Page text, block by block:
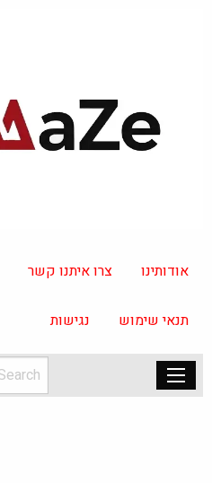
אודותינו צרו איתנו קשר
תנאי שימוש נגישות